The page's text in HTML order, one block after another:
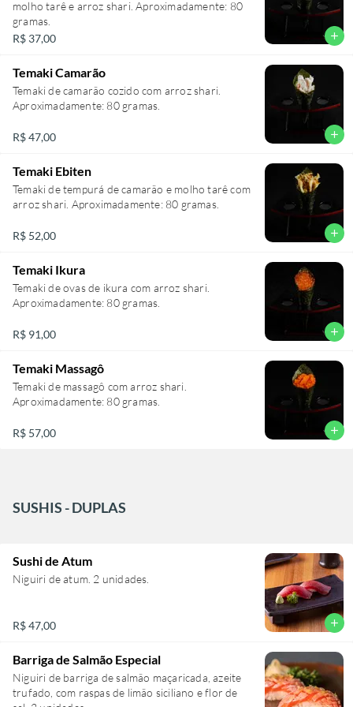
molho tarê e arroz shari. Aproximadamente: 80
gramas.
R$ 37,00
add
Temaki Camarão
Temaki de camarão cozido com arroz shari.
R$ 47,00 add
Temaki Ebiten
Temaki de tempurá de camarão e molho tarê com
R$ 52,00 add
Temaki Ikura
Temaki de ovas de ikura com arroz shari.
Aproximadamente: 80 gramas.
R$ 91,00 add
Temaki Massagô
Temaki de massagô com arroz shari.
Aproximadamente: 80 gramas.
R$ 57,00 add
SUSHIS - DUPLAS
Sushi de Atum
Niguiri de atum. 2 unidades.
R$ 47,00 add
Barriga de Salmão Especial
Niguiri de barriga de salmão maçaricada, azeite
trufado, com raspas de limão siciliano e flor de